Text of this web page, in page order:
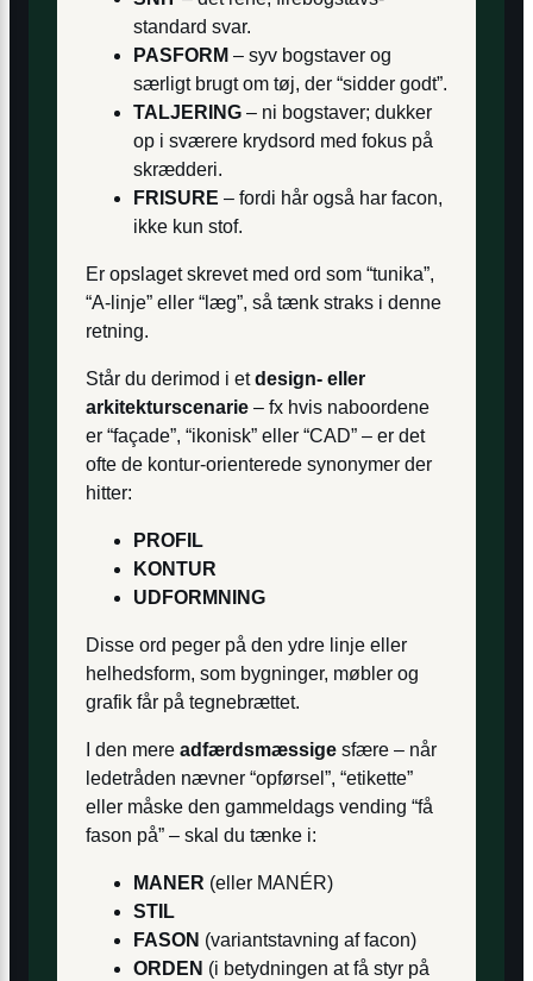
standard­ svar.
PASFORM – syv bogstaver og
særligt brugt om tøj, der “sidder godt”.
TALJERING – ni bogstaver; dukker
op i sværere krydsord med fokus på
skrædderi.
FRISURE – fordi hår også har facon,
ikke kun stof.
Er opslaget skrevet med ord som “tunika”,
“A‐linje” eller “læg”, så tænk straks i denne
retning.
Står du derimod i etdesign- eller
arkitekturscenarie – fx hvis nabo­ordene
er “façade”, “ikonisk” eller “CAD” – er det
ofte de kontur-orienterede synonymer der
hitter:
PROFIL
KONTUR
UDFORMNING
Disse ord peger på den ydre linje eller
helhedsform, som bygninger, møbler og
grafik får på tegnebrættet.
I den mere adfærdsmæssige sfære – når
ledetråden nævner “opførsel”, “etikette”
eller måske den gammeldags vending “få
fason på” – skal du tænke i:
MANER (eller MANÉR)
STIL
FASON (variantstavning af facon)
ORDEN (i betydningen at få styr på